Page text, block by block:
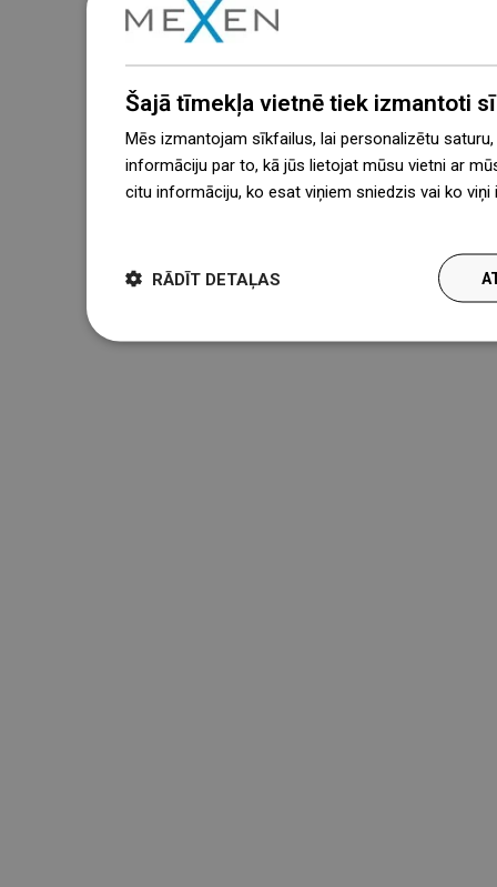
Šajā tīmekļa vietnē tiek izmantoti
Mēs izmantojam sīkfailus, lai personalizētu
informāciju par to, kā jūs lietojat mūsu vietni ar
citu informāciju, ko esat viņiem sniedzis vai ko
RĀDĪT DETAĻAS